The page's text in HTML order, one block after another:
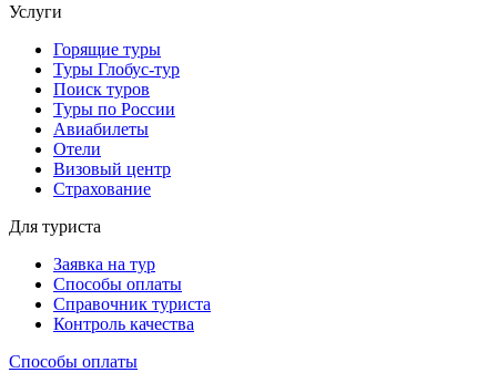
Услуги
Горящие туры
Туры Глобус-тур
Поиск туров
Туры по России
Авиабилеты
Отели
Визовый центр
Страхование
Для туриста
Заявка на тур
Способы оплаты
Справочник туриста
Контроль качества
Способы оплаты